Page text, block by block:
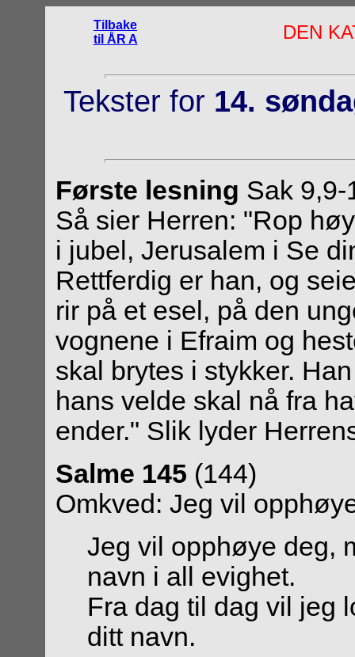
Tilbake
til ÅR A
DEN
Tekster for 14.
Første lesning Sak 9,9-
Så sier Herren: "Rop
i jubel, Jerusalem i Se
Rettferdig er han, og
rir på et esel, på den
vognene i Efraim og
skal brytes i stykker.
hans velde skal nå fra
ender." Slik lyder
Salme 145 (144)
Omkved: Jeg vil
Jeg vil opphøye deg,
navn i all evighet.
Fra dag til dag vil jeg
ditt navn.